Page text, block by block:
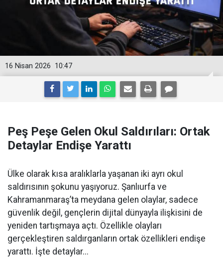
10:47
16 Nisan 2026
Peş Peşe Gelen Okul Saldırıları: Ortak
Detaylar Endişe Yarattı
Ülke olarak kısa aralıklarla yaşanan iki ayrı okul
saldırısının şokunu yaşıyoruz. Şanlıurfa ve
Kahramanmaraş’ta meydana gelen olaylar, sadece
güvenlik değil, gençlerin dijital dünyayla ilişkisini de
yeniden tartışmaya açtı. Özellikle olayları
gerçekleştiren saldırganların ortak özellikleri endişe
yarattı. İşte detaylar...